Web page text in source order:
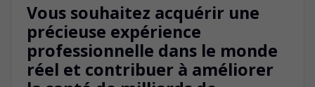
Vous souhaitez acquérir une
précieuse expérience
professionnelle dans le monde
réel et contribuer à améliorer